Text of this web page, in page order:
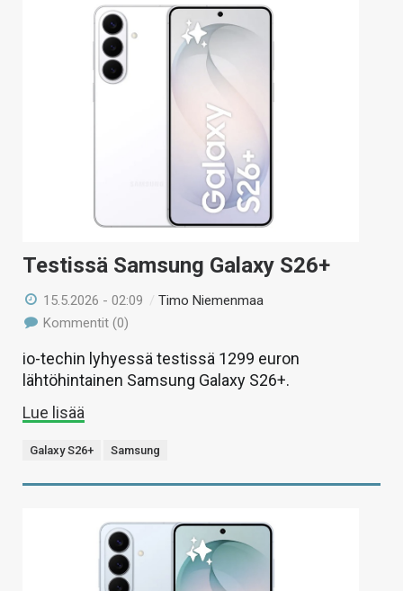
Testissä Samsung Galaxy S26+
15.5.2026 - 02:09 /Timo Niemenmaa
Kommentit (0)
io-techin lyhyessä testissä 1299 euron
lähtöhintainen Samsung Galaxy S26+.
Lue lisää
Galaxy S26+ Samsung